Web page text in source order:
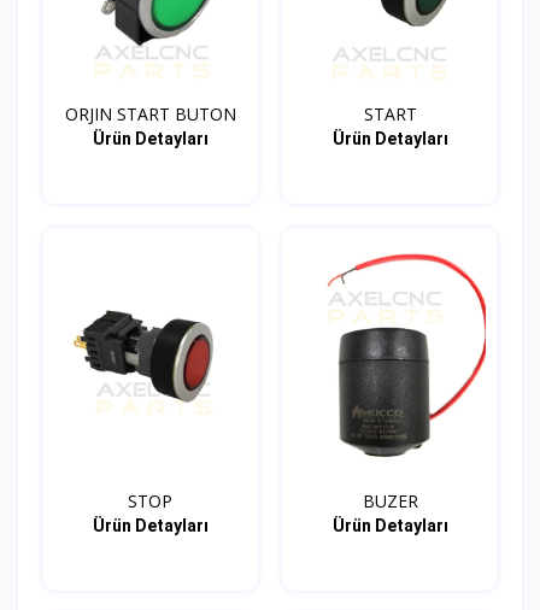
ORJIN START BUTON
Ürün Detayları
START
Ürün Detayları
STOP
Ürün Detayları
BUZER
Ürün Detayları